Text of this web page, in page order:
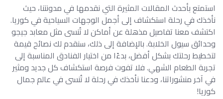
استمتع بأحدث المقالات المثيرة التي نقدمها في مدونتنا، حيث
نأخذك في رحلة استكشاف إلى أجمل الوجهات السياحية في كوريا.
اكتشف معنا تفاصيل مذهلة عن أماكن لا تُنسى مثل معابد جيجو
وحدائق سيول الخلابة. بالإضافة إلى ذلك، سنقدم لك نصائح قيمة
لتخطيط رحلتك بشكل أفضل، بدءًا من اختيار الفنادق المناسبة إلى
تجربة الطعام الشهي. فلا تفوت فرصة استكشاف كل جديد ومثير
في آخر منشوراتنا، ودعنا نأخذك في رحلة لا تُنسى في عالم جمال
كوريا!